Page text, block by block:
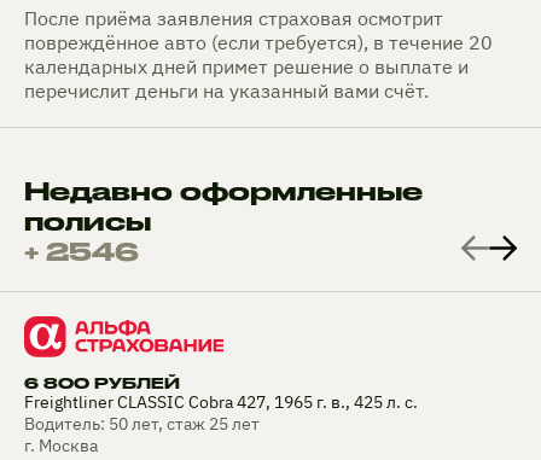
После приёма заявления страховая осмотрит
повреждённое авто (если требуется), в течение 20
календарных дней примет решение о выплате и
перечислит деньги на указанный вами счёт.
Недавно оформленные
полисы
+ 2546
6 800 РУБЛЕЙ
Freightliner CLASSIC Cobra 427, 1965 г. в., 425 л. с.
Водитель: 50 лет, стаж 25 лет
г. Москва